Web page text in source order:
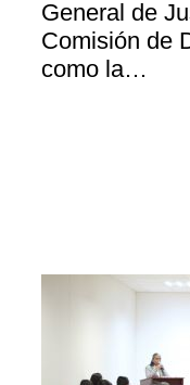
General de
Comisión de
como la…